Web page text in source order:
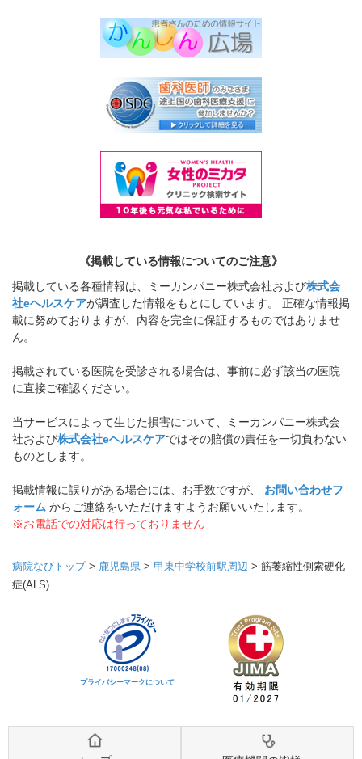
《掲載している情報についてのご注意》
掲載している各種情報は、ミーカンパニー株式会社および株式会
社eヘルスケアが調査した情報をもとにしています。 正確な情報掲
載に努めておりますが、内容を完全に保証するものではありませ
ん。
掲載されている医院を受診される場合は、事前に必ず該当の医院
に直接ご確認ください。
当サービスによって生じた損害について、ミーカンパニー株式会
社および株式会社eヘルスケアではその賠償の責任を一切負わない
ものとします。
掲載情報に誤りがある場合には、お手数ですが、 お問い合わせフ
ォーム からご連絡をいただけますようお願いいたします。
※お電話での対応は行っておりません
病院なびトップ> 鹿児島県 > 甲東中学校前駅周辺 > 筋萎縮性側索硬化
症(ALS)
プライバシーマークについて